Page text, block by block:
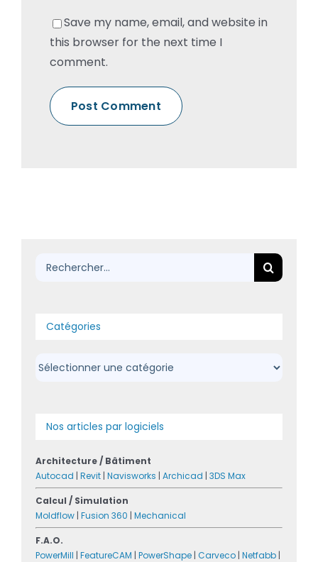
Save my name, email, and website in
this browser for the next time I
comment.
Rechercher:
Catégories
Catégories
Nos articles par logiciels
Architecture / Bâtiment
Autocad | Revit | Navisworks | Archicad | 3DS Max
Calcul / Simulation
Moldflow | Fusion 360 | Mechanical
F.A.O.
PowerMill | FeatureCAM | PowerShape | Carveco | Netfabb |